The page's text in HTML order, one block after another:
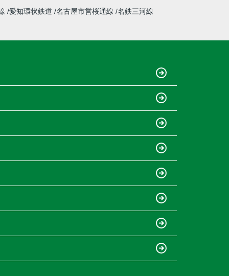
愛知環状鉄道 名古屋市営桜通線 名鉄三河線